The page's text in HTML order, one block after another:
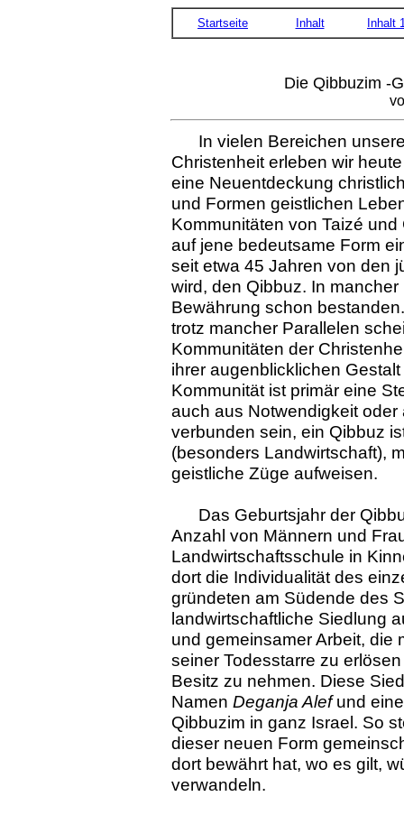
Startseite Inhalt Inhalt
Die Qibbuzim -
In vielen Bereichen
Christenheit erleben wir
eine Neuentdeckung
und Formen geistlichen
Kommunitäten von Taizé
auf jene bedeutsame Form
seit etwa 45 Jahren von den
wird, den Qibbuz. In
Bewährung schon
trotz mancher Parallelen
Kommunitäten der
ihrer augenblicklichen
Kommunität ist primär eine
auch aus Notwendigkeit
verbunden sein, ein Qibbuz
(besonders Landwirtschaft),
geistliche Züge aufweisen.
Das Geburtsjahr der
Anzahl von Männern und
Landwirtschaftsschule in
dort die Individualität des
gründeten am Südende des
landwirtschaftliche Siedlung
und gemeinsamer Arbeit, die
seiner Todesstarre zu
Besitz zu nehmen. Diese
Namen Deganja Alefund
Qibbuzim in ganz Israel. So
dieser neuen Form
dort bewährt hat, wo es gilt,
verwandeln.